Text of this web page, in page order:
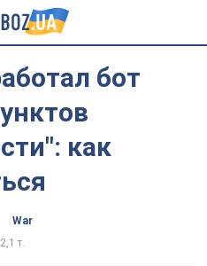
бот
как
War
2,1 т.